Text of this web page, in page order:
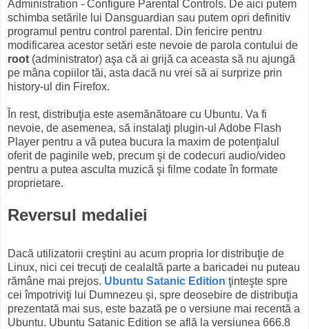
Administration - Configure Parental Controls. De aici putem
schimba setările lui Dansguardian sau putem opri definitiv
programul pentru control parental. Din fericire pentru
modificarea acestor setări este nevoie de parola contului de
root (administrator) aşa că ai grijă ca aceasta să nu ajungă
pe mâna copiilor tăi, asta dacă nu vrei să ai surprize prin
history-ul din Firefox.
În rest, distribuţia este asemănătoare cu Ubuntu. Va fi
nevoie, de asemenea, să instalaţi plugin-ul Adobe Flash
Player pentru a vă putea bucura la maxim de potenţialul
oferit de paginile web, precum şi de codecuri audio/video
pentru a putea asculta muzică şi filme codate în formate
proprietare.
Reversul medaliei
Dacă utilizatorii creştini au acum propria lor distribuţie de
Linux, nici cei trecuţi de cealaltă parte a baricadei nu puteau
rămâne mai prejos. Ubuntu Satanic Edition ţinteşte spre
cei împotriviţi lui Dumnezeu şi, spre deosebire de distribuţia
prezentată mai sus, este bazată pe o versiune mai recentă a
Ubuntu. Ubuntu Satanic Edition se află la versiunea 666.8